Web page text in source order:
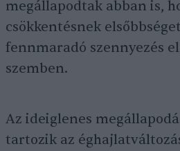
megállapodtak abban is,
csökkentésnek
fennmaradó szennyezés
szemben.
Az ideiglenes
tartozik az